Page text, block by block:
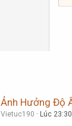
Ảnh Hưởng Độ
Vietuc190 Lúc